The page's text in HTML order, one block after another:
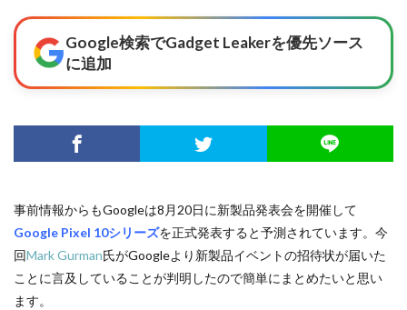
Google検索でGadget Leakerを優先ソース
に追加
事前情報からもGoogleは8月20日に新製品発表会を開催して
Google Pixel 10シリーズを正式発表すると予測されています。今
回Mark Gurman氏がGoogleより新製品イベントの招待状が届いた
ことに言及していることが判明したので簡単にまとめたいと思い
ます。